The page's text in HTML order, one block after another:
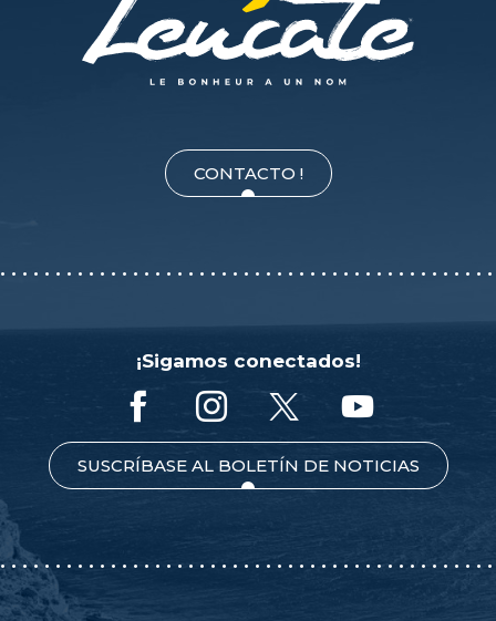
CONTACTO !
¡Sigamos conectados!
SUSCRÍBASE AL BOLETÍN DE NOTICIAS